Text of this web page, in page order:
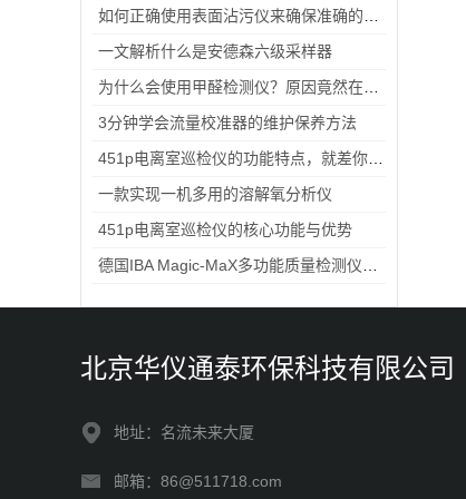
一文解析什么是安德森六级采样器
3分钟学会流量校准器的维护保养方法
一款实现一机多用的溶解氧分析仪
451p电离室巡检仪的核心功能与优势
北京华仪通泰环保科技有限公司
地址：名流未来大厦
邮箱：86@511718.com